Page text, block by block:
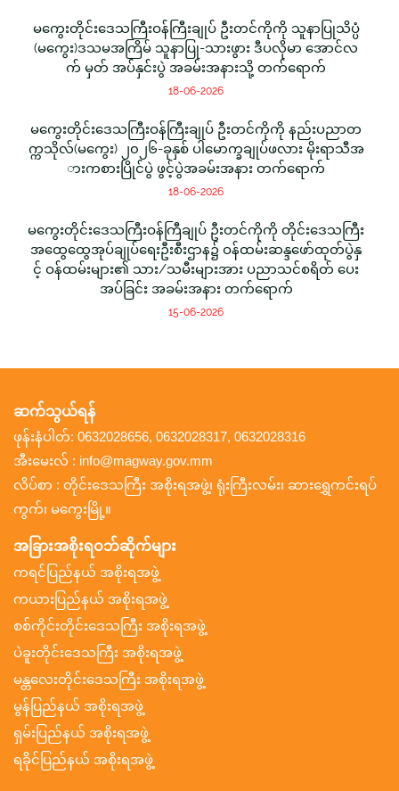
မကွေးတိုင်းဒေသကြီးဝန်ကြီးချုပ် ဦးတင်ကိုကို သူနာပြုသိပ္ပံ
(မကွေး)ဒသမအကြိမ် သူနာပြု-သားဖွား ဒီပလိုမာ အောင်လ
က် မှတ် အပ်နှင်းပွဲ အခမ်းအနားသို့ တက်ရောက်
18-06-2026
မကွေးတိုင်းဒေသကြီးဝန်ကြီးချုပ် ဦးတင်ကိုကို နည်းပညာတ
က္ကသိုလ်(မကွေး) ၂၀၂၆-ခုနှစ် ပါမောက္ခချုပ်ဖလား မိုးရာသီအ
ားကစားပြိုင်ပွဲ ဖွင့်ပွဲအခမ်းအနား တက်ရောက်
18-06-2026
မကွေးတိုင်းဒေသကြီးဝန်ကြီချုပ် ဦးတင်ကိုကို တိုင်းဒေသကြီး
အထွေထွေအုပ်ချုပ်ရေးဦးစီးဌာန၌ ဝန်ထမ်းဆန္ဒဖော်ထုတ်ပွဲနှ
င့် ဝန်ထမ်းများ၏ သား/သမီးများအား ပညာသင်စရိတ် ပေး
အပ်ခြင်း အခမ်းအနား တက်ရောက်
15-06-2026
ဆက်သွယ်ရန်
ဖုန်းနံပါတ်: 0632028656, 0632028317, 0632028316
အီးမေးလ် : info@magway.gov.mm
လိပ်စာ : တိုင်းဒေသကြီး အစိုးရအဖွဲ့၊ ရုံးကြီးလမ်း၊ ဆားရွှေကင်းရပ်
ကွက်၊ မကွေးမြို့။
အခြားအစိုးရဝဘ်ဆိုက်များ
ကရင်ပြည်နယ် အစိုးရအဖွဲ့
ကယားပြည်နယ် အစိုးရအဖွဲ့
စစ်ကိုင်းတိုင်းဒေသကြီး အစိုးရအဖွဲ့
ပဲခူးတိုင်းဒေသကြီး အစိုးရအဖွဲ့
မန္တလေးတိုင်းဒေသကြီး အစိုးရအဖွဲ့
မွန်ပြည်နယ် အစိုးရအဖွဲ့
ရှမ်းပြည်နယ် အစိုးရအဖွဲ့
ရခိုင်ပြည်နယ် အစိုးရအဖွဲ့